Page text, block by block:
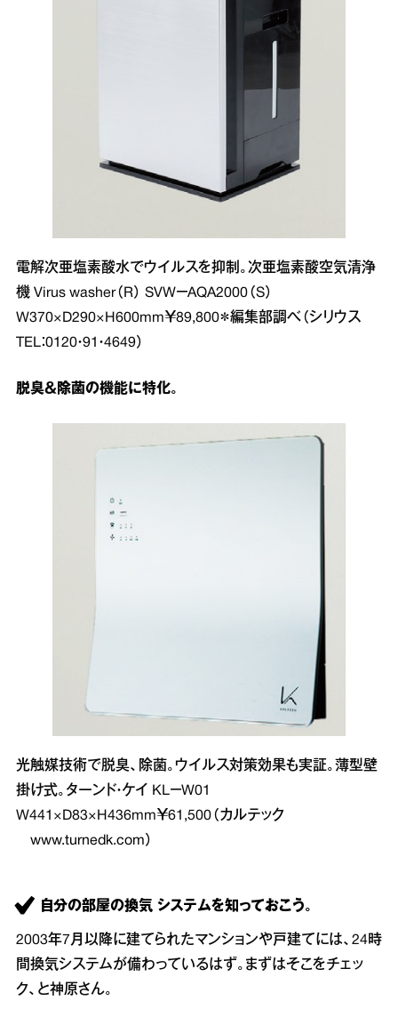
電解次亜塩素酸水でウイルスを抑制。次亜塩素酸空気清浄
機 Virus washer（R） SVW－AQA2000（S）
W370×D290×H600mm￥89,800＊編集部調べ（シリウス
TEL：0120・91・4649）
脱臭＆除菌の機能に特化。
光触媒技術で脱臭、除菌。ウイルス対策効果も実証。薄型壁
掛け式。ターンド・ケイ KL－W01
W441×D83×H436mm￥61,500（カルテック
www.turnedk.com ）
自分の部屋の換気 システムを知っておこう。
2003年7月以降に建てられたマンションや戸建てには、24時
間換気システムが備わっているはず。まずはそこをチェッ
ク、と神原さん。